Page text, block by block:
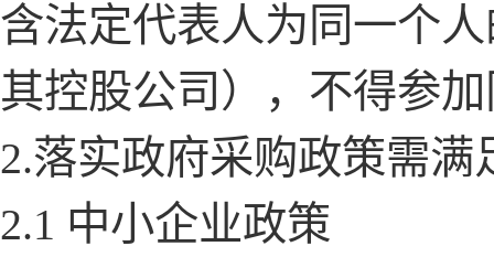
含法定代表人为同一个
其控股公司），不得参
2.落实政府采购政策需满
2.1 中小企业政策